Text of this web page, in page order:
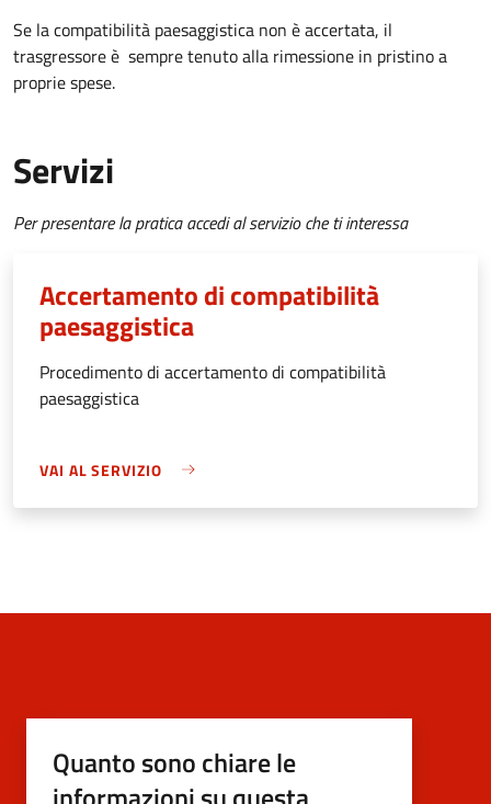
Se la compatibilità paesaggistica non è accertata, il
trasgressore è sempre tenuto alla rimessione in pristino a
proprie spese.
Servizi
Per presentare la pratica accedi al servizio che ti interessa
Accertamento di compatibilità
paesaggistica
Procedimento di accertamento di compatibilità
paesaggistica
VAI AL SERVIZIO
Quanto sono chiare le